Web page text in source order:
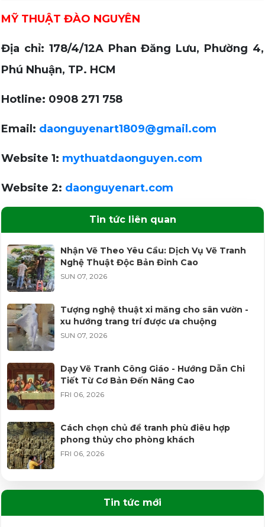
MỸ THUẬT ĐÀO NGUYÊN
Địa chỉ: 178/4/12A Phan Đăng Lưu, Phường 4,
Phú Nhuận, TP. HCM
Hotline: 0908 271 758
Email: daonguyenart1809@gmail.com
Website 1: mythuatdaonguyen.com
Website 2: daonguyenart.com
Tin tức liên quan
Nhận Vẽ Theo Yêu Cầu: Dịch Vụ Vẽ Tranh
Nghệ Thuật Độc Bản Đỉnh Cao
SUN 07, 2026
Tượng nghệ thuật xi măng cho sân vườn -
xu hướng trang trí được ưa chuộng
SUN 07, 2026
Dạy Vẽ Tranh Công Giáo - Hướng Dẫn Chi
Tiết Từ Cơ Bản Đến Nâng Cao
FRI 06, 2026
Cách chọn chủ đề tranh phù điêu hợp
phong thủy cho phòng khách
FRI 06, 2026
công trình - lộ trình cho người mới
Tin tức mới